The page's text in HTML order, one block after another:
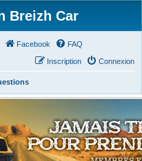
Breizh Car
Facebook FAQ
Connexion
Inscription